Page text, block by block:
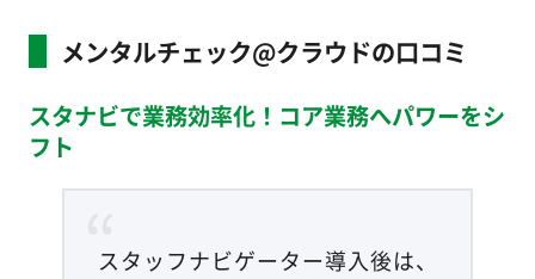
メンタルチェック@クラウドの口コミ
スタナビで業務効率化！コア業務へパワーをシ
フト
スタッフナビゲーター導入後は、